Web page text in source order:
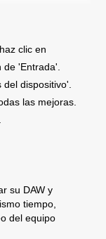
clic en
'Entrada'.
dispositivo'.
las mejoras.
su DAW y
tiempo,
del equipo